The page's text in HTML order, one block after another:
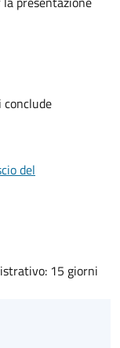
del
15 giorni